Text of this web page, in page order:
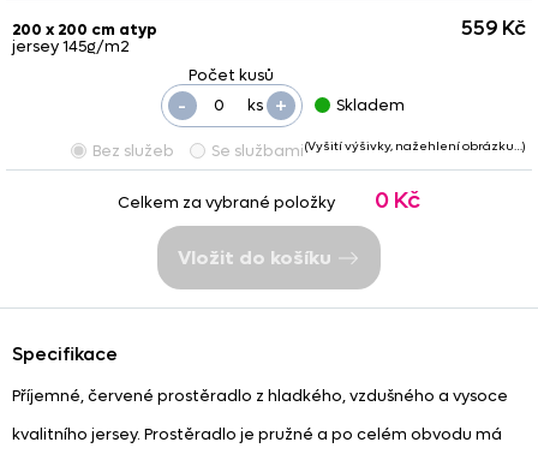
200 x 200 cm atyp
jersey 145g/m2
ks +
-
559 Kč
Skladem
Bez služeb Se službami(Vyšití výšivky, nažehlení obrázku…)
Celkem za vybrané položky 0 Kč
Vložit do košíku
Specifikace
Příjemné, červené prostěradlo z hladkého, vzdušného a vysoce
kvalitního jersey. Prostěradlo je pružné a po celém obvodu má